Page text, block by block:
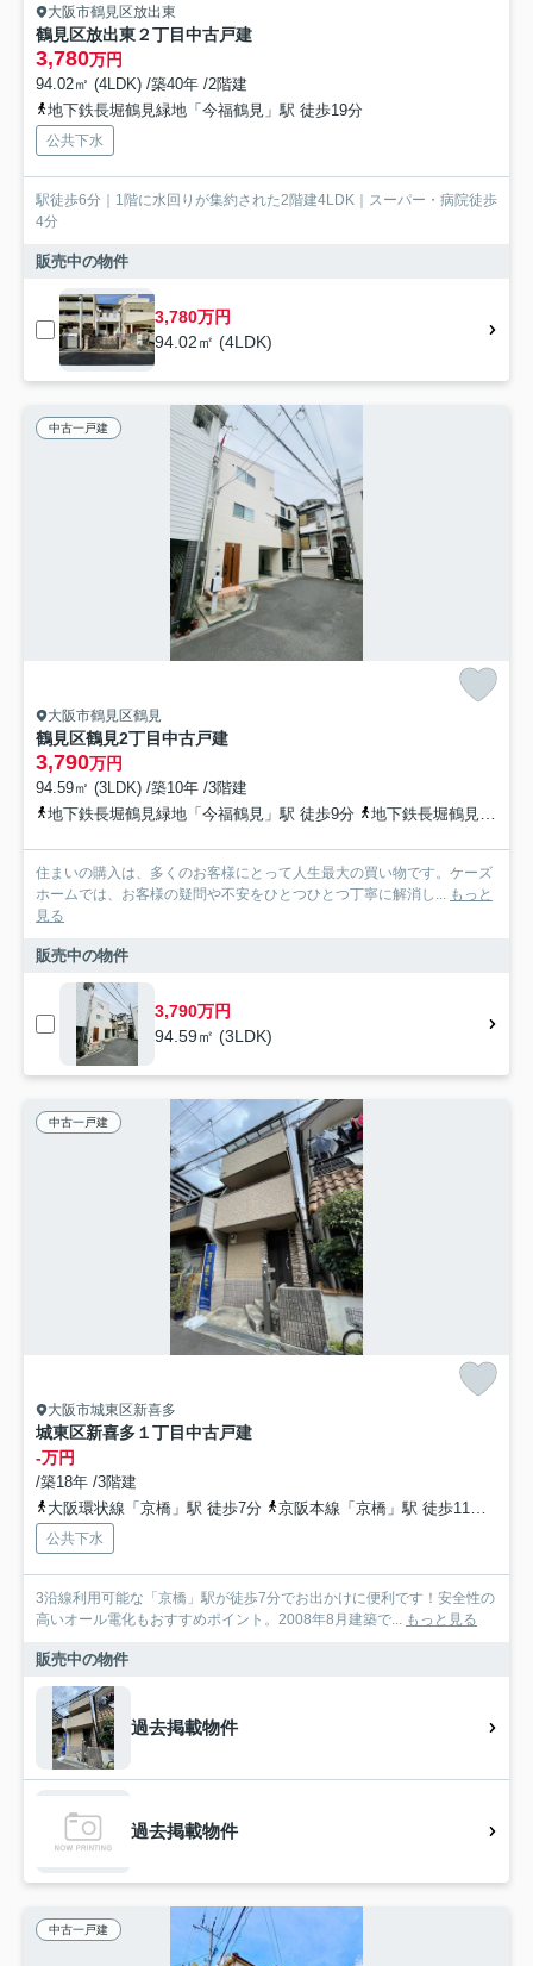
大阪市鶴見区放出東
鶴見区放出東２丁目中古戸建
3,780万円
94.02㎡ (4LDK) /築40年 /2階建
地下鉄長堀鶴見緑地「今福鶴見」駅 徒歩19分
公共下水
駅徒歩6分｜1階に水回りが集約された2階建4LDK｜スーパー・病院徒歩
4分
販売中の物件
3,780万円
94.02㎡ (4LDK)
中古一戸建
大阪市鶴見区鶴見
鶴見区鶴見2丁目中古戸建
3,790万円
94.59㎡ (3LDK) /築10年 /3階建
地下鉄長堀鶴見緑地「今福鶴見」駅 徒歩9分
地下鉄長堀鶴見緑地「横堤」駅 徒歩14分
住まいの購入は、多くのお客様にとって人生最大の買い物です。ケーズ
ホームでは、お客様の疑問や不安をひとつひとつ丁寧に解消し... もっと
見る
販売中の物件
3,790万円
94.59㎡ (3LDK)
中古一戸建
大阪市城東区新喜多
城東区新喜多１丁目中古戸建
-万円
/築18年 /3階建
大阪環状線「京橋」駅 徒歩7分
京阪本線「京橋」駅 徒歩11分
公共下水
3沿線利用可能な「京橋」駅が徒歩7分でお出かけに便利です！安全性の
高いオール電化もおすすめポイント。2008年8月建築で... もっと見る
販売中の物件
過去掲載物件
過去掲載物件
中古一戸建